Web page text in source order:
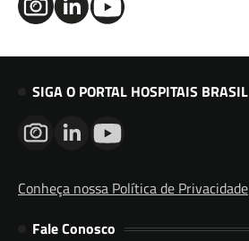
SIGA O PORTAL HOSPITAIS BRASIL
Conheça nossa Política de Privacidade
Fale Conosco